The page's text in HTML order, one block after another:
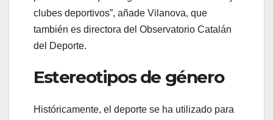
clubes deportivos”, añade Vilanova, que
también es directora del Observatorio Catalán
del Deporte.
Estereotipos de género
Históricamente, el deporte se ha utilizado para